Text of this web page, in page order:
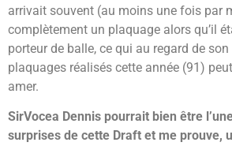
arrivait souvent (au moins une fois par
complètement un plaquage alors qu’il
porteur de balle, ce qui au regard de
plaquages réalisés cette année (91)
amer.
SirVocea Dennis pourrait bien être
surprises de cette Draft et me prouve,